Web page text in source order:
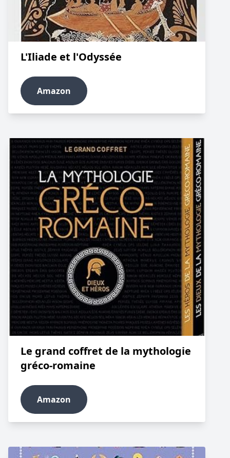
L'Iliade et l'Odyssée
Amazon
Le grand coffret de la mythologie
gréco-romaine
Amazon